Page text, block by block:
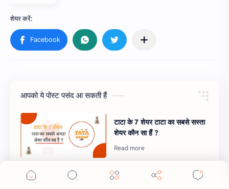
आपको ये पोस्ट पसंद आ सकती हैं
टाटा के 7 शेयर टाटा का सबसे सस्ता
शेयर कौन सा हैं ?
8 सबसे सुरक्षित शेयर-2024 कभी
Cookie Consent
We serve cookies on this site to analyze traffic,
remember your preferences, and optimize your